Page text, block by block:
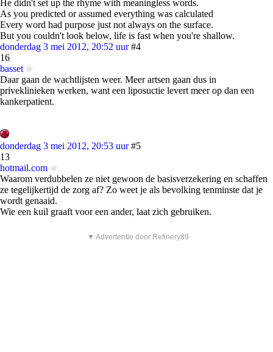
He didn't set up the rhyme with meaningless words.
As you predicted or assumed everything was calculated
Every word had purpose just not always on the surface.
But you couldn't look below, life is fast when you're shallow.
donderdag 3 mei 2012, 20:52 uur #4
16
basset
Daar gaan de wachtlijsten weer. Meer artsen gaan dus in
priveklinieken werken, want een liposuctie levert meer op dan een
kankerpatient.
donderdag 3 mei 2012, 20:53 uur #5
13
hotmail.com
Waarom verdubbelen ze niet gewoon de basisverzekering en schaffen
ze tegelijkertijd de zorg af? Zo weet je als bevolking tenminste dat je
wordt genaaid.
Wie een kuil graaft voor een ander, laat zich gebruiken.
▼ Advertentie door Refinery89